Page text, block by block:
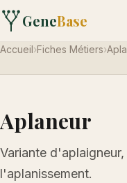
GeneBase
Accueil›Fiches Métiers›
Aplaneur
Variante
l'aplanissement.